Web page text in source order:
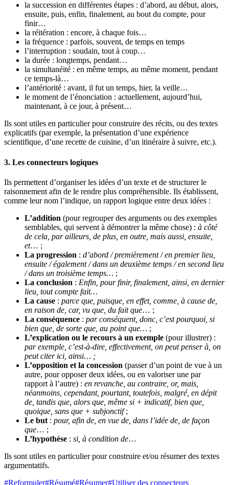
la succession en différentes étapes : d’abord, au début, alors,
ensuite, puis, enfin, finalement, au bout du compte, pour
finir…
la réitération : encore, à chaque fois…
la fréquence : parfois, souvent, de temps en temps
l’interruption : soudain, tout à coup…
la durée : longtemps, pendant…
la simultanéité : en même temps, au même moment, pendant
ce temps-là…
l’antériorité : avant, il fut un temps, hier, la veille…
le moment de l’énonciation : actuellement, aujourd’hui,
maintenant, à ce jour, à présent…
Ils sont utiles en particulier pour construire des récits, ou des textes
explicatifs (par exemple, la présentation d’une expérience
scientifique, d’une recette de cuisine, d’un itinéraire à suivre, etc.).
3. Les connecteurs logiques
Ils permettent d’organiser les idées d’un texte et de structurer le
raisonnement afin de le rendre plus compréhensible. Ils établissent,
comme leur nom l’indique, un rapport logique entre deux idées :
L’addition (pour regrouper des arguments ou des exemples
semblables, qui servent à démontrer la même chose) : à côté
de cela, par ailleurs, de plus, en outre, mais aussi, ensuite,
et… ;
La progression : d’abord / premièrement / en premier lieu,
ensuite / également / dans un deuxième temps / en second lieu
/ dans un troisième temps… ;
La conclusion : Enfin, pour finir, finalement, ainsi, en dernier
lieu, tout compte fait…
La cause : parce que, puisque, en effet, comme, à cause de,
en raison de, car, vu que, du fait que… ;
La conséquence : par conséquent, donc, c’est pourquoi, si
bien que, de sorte que, au point que… ;
L’explication ou le recours à un exemple (pour illustrer) :
par exemple, c’est-à-dire, effectivement, on peut penser à, on
peut citer ici, ainsi… ;
L’opposition et la concession (passer d’un point de vue à un
autre, pour opposer deux idées, ou en valoriser une par
rapport à l’autre) : en revanche, au contraire, or, mais,
néanmoins, cependant, pourtant, toutefois, malgré, en dépit
de, tandis que, alors que, même si + indicatif, bien que,
quoique, sans que + subjonctif;
Le but : pour, afin de, en vue de, dans l’idée de, de façon
que… ;
L’hypothèse : si, à condition de…
Ils sont utiles en particulier pour construire et/ou résumer des textes
argumentatifs.
Étiquettes
#Reformuler#Résumé#Résumer#Utiliser des connecteurs